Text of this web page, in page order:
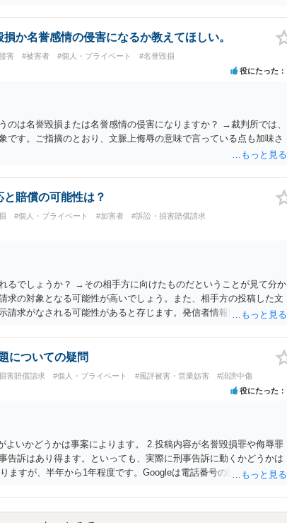
か名誉感情の侵害になるか教えてほしい。
害 #被害者 #個人・プライベート #名誉毀損
役にたった
のは名誉毀損または名誉感情の侵害になりますか？ →裁判所では、
です。ご指摘のとおり、文脈上侮辱の意味で言っている点も加味さ
賠償の可能性は？
#個人・プライベート #加害者 #訴訟・損害賠償請求
るでしょうか？ →その相手方に向けたものだということが見て分か
求の対象となる可能性が高いでしょう。また、相手方の投稿した文
請求がなされる可能性があると存じます。発信者情報開示請求が進
されます。 また、された場合賠償金はいくらでしょうか。 →ケー
０万単位まで様々でしょう。裁判外であれば交渉して相手方の請求
についての疑問
害賠償請求 #個人・プライベート #風評被害・営業妨害 #誹謗中傷
役にたった
よいかどうかは事案によります。 2.投稿内容が名誉毀損罪や侮辱罪
告訴はあり得ます。といっても、実際に刑事告訴に動くかどうかは
ますが、半年から1年程度です。Googleは電話番号の開示請求もで
稿の場合、開示請求者はある程度対象者を特定できている（ただし
情報開示請求をする）というケースが比較的多いと思われます。